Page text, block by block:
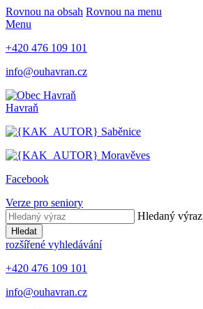
Rovnou na obsah Rovnou na menu
Menu
+420 476 109 101
info@ouhavran.cz
Havraň
Saběnice
Moravěves
Facebook
Verze pro seniory
Hledaný výraz
Hledat
rozšířené vyhledávání
+420 476 109 101
info@ouhavran.cz